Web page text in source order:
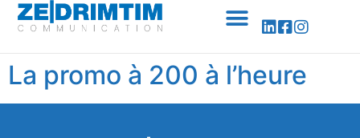
La promo à 200 à l’heure
Panneau de gestion des cookies